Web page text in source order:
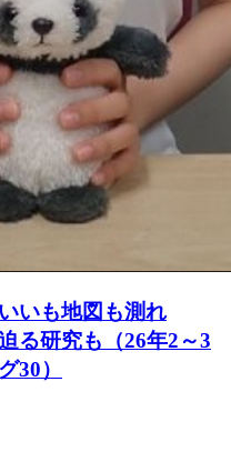
いも地図も測れ
る研究も（26年2～3
30）